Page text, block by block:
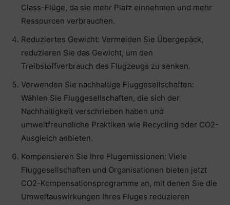
Class-Flüge, da sie mehr Platz einnehmen und mehr
Ressourcen verbrauchen.
Reduziertes Gewicht: Vermeiden Sie Übergepäck,
reduzieren Sie das Gewicht, um den
Treibstoffverbrauch des Flugzeugs zu senken.
Verwenden Sie nachhaltige Fluggesellschaften:
Wählen Sie Fluggesellschaften, die sich der
Nachhaltigkeit verschrieben haben und
umweltfreundliche Praktiken wie Recycling oder CO2-
Ausgleich anbieten.
Kompensieren Sie Ihre Flugemissionen: Viele
Fluggesellschaften und Organisationen bieten jetzt
CO2-Kompensationsprogramme an, mit denen Sie die
Umweltauswirkungen Ihres Fluges reduzieren